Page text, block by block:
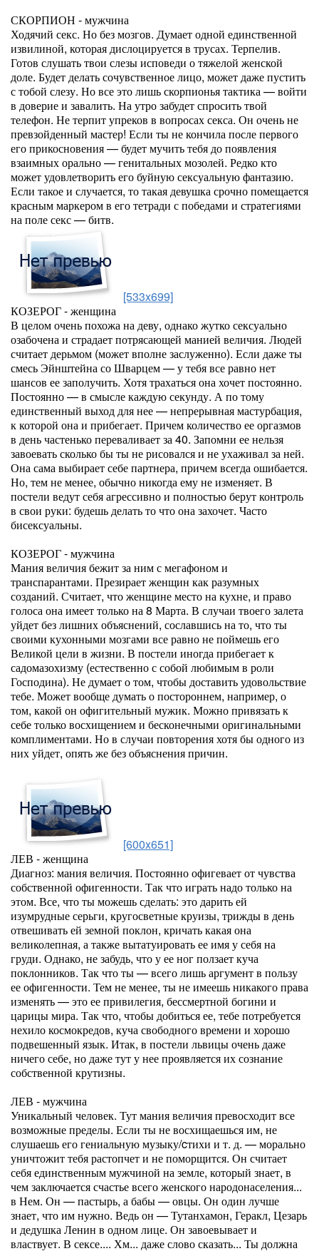
СКОРПИОН - мужчина
Ходячий секс. Но без мозгов. Думает одной единственной
извилиной, которая дислоцируется в трусах. Терпелив.
Готов слушать твои слезы исповеди о тяжелой женской
доле. Будет делать сочувственное лицо, может даже пустить
с тобой слезу. Но все это лишь скорпионья тактика — войти
в доверие и завалить. На утро забудет спросить твой
телефон. Не терпит упреков в вопросах секса. Он очень не
превзойденный мастер! Если ты не кончила после первого
его прикосновения — будет мучить тебя до появления
взаимных орально — генитальных мозолей. Редко кто
может удовлетворить его буйную сексуальную фантазию.
Если такое и случается, то такая девушка срочно помещается
красным маркером в его тетради с победами и стратегиями
на поле секс — битв.
[533x699]
КОЗЕРОГ - женщина
В целом очень похожа на деву, однако жутко сексуально
озабочена и страдает потрясающей манией величия. Людей
считает дерьмом (может вполне заслуженно). Если даже ты
смесь Эйнштейна со Шварцем — у тебя все равно нет
шансов ее заполучить. Хотя трахаться она хочет постоянно.
Постоянно — в смысле каждую секунду. А по тому
единственный выход для нее — непрерывная мастурбация,
к которой она и прибегает. Причем количество ее оргазмов
в день частенько переваливает за 40. Запомни ее нельзя
завоевать сколько бы ты не рисовался и не ухаживал за ней.
Она сама выбирает себе партнера, причем всегда ошибается.
Но, тем не менее, обычно никогда ему не изменяет. В
постели ведут себя агрессивно и полностью берут контроль
в свои руки: будешь делать то что она захочет. Часто
бисексуальны.
КОЗЕРОГ - мужчина
Мания величия бежит за ним с мегафоном и
транспарантами. Презирает женщин как разумных
созданий. Считает, что женщине место на кухне, и право
голоса она имеет только на 8 Марта. В случаи твоего залета
уйдет без лишних объяснений, сославшись на то, что ты
своими кухонными мозгами все равно не поймешь его
Великой цели в жизни. В постели иногда прибегает к
садомазохизму (естественно с собой любимым в роли
Господина). Не думает о том, чтобы доставить удовольствие
тебе. Может вообще думать о постороннем, например, о
том, какой он офигительный мужик. Можно привязать к
себе только восхищением и бесконечными оригинальными
комплиментами. Но в случаи повторения хотя бы одного из
них уйдет, опять же без объяснения причин.
[600x651]
ЛЕВ - женщина
Диагноз: мания величия. Постоянно офигевает от чувства
собственной офигенности. Так что играть надо только на
этом. Все, что ты можешь сделать: это дарить ей
изумрудные серьги, кругосветные круизы, трижды в день
отвешивать ей земной поклон, кричать какая она
великолепная, а также вытатуировать ее имя у себя на
груди. Однако, не забудь, что у ее ног ползает куча
поклонников. Так что ты — всего лишь аргумент в пользу
ее офигенности. Тем не менее, ты не имеешь никакого права
изменять — это ее привилегия, бессмертной богини и
царицы мира. Так что, чтобы добиться ее, тебе потребуется
нехило космокредов, куча свободного времени и хорошо
подвешенный язык. Итак, в постели львицы очень даже
ничего себе, но даже тут у нее проявляется их сознание
собственной крутизны.
ЛЕВ - мужчина
Уникальный человек. Тут мания величия превосходит все
возможные пределы. Если ты не восхищаешься им, не
слушаешь его гениальную музыку/cтихи и т. д. — морально
уничтожит тебя растопчет и не поморщится. Он считает
себя единственным мужчиной на земле, который знает, в
чем заключается счастье всего женского народонаселения...
в Нем. Он — пастырь, а бабы — овцы. Он один лучше
знает, что им нужно. Ведь он — Тутанхамон, Геракл, Цезарь
и дедушка Ленин в одном лице. Он завоевывает и
властвует. В сексе.... Хм... даже слово сказать... Ты должна